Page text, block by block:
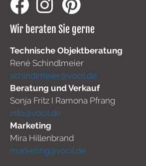
Wir beraten Sie gerne
Technische Objektberatung
René Schindlmeier
schindlmeier@vocil.de
Beratung und Verkauf
Sonja Fritz I Ramona Pfrang
info@vocil.de
Marketing
Mira Hillenbrand
marketing@vocil.de